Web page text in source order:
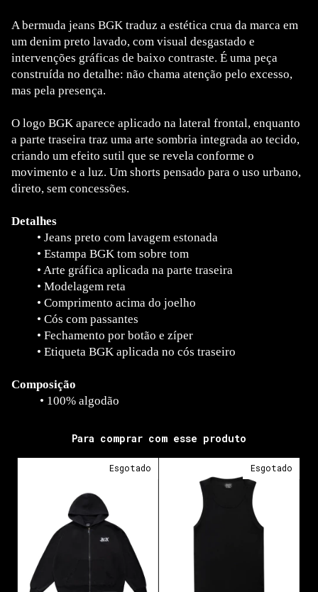
A bermuda jeans BGK traduz a estética crua da marca em
um denim preto lavado, com visual desgastado e
intervenções gráficas de baixo contraste. É uma peça
construída no detalhe: não chama atenção pelo excesso,
mas pela presença.
O logo BGK aparece aplicado na lateral frontal, enquanto
a parte traseira traz uma arte sombria integrada ao tecido,
criando um efeito sutil que se revela conforme o
movimento e a luz. Um shorts pensado para o uso urbano,
direto, sem concessões.
Detalhes
• Jeans preto com lavagem estonada
• Estampa BGK tom sobre tom
• Arte gráfica aplicada na parte traseira
• Modelagem reta
• Comprimento acima do joelho
• Cós com passantes
• Fechamento por botão e zíper
• Etiqueta BGK aplicada no cós traseiro
Composição
• 100% algodão
Para comprar com esse produto
Esgotado Esgotado